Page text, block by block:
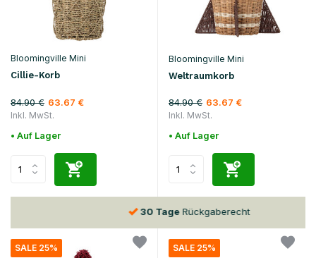
Bloomingville Mini
Cillie-Korb
84.90 € 63.67 €
Inkl. MwSt.
• Auf Lager
Bloomingville Mini
Weltraumkorb
84.90 € 63.67 €
Inkl. MwSt.
• Auf Lager
30 TageRückgaberecht
SALE 25% SALE 25%